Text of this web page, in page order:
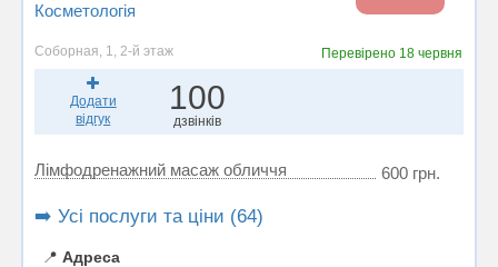
Косметологія
Соборная, 1, 2-й этаж Перевірено 18 червня
Додати
відгук
100
дзвінків
Лімфодренажний масаж обличчя 600 грн.
➡️ Усі послуги та ціни (64)
📍 Адреса